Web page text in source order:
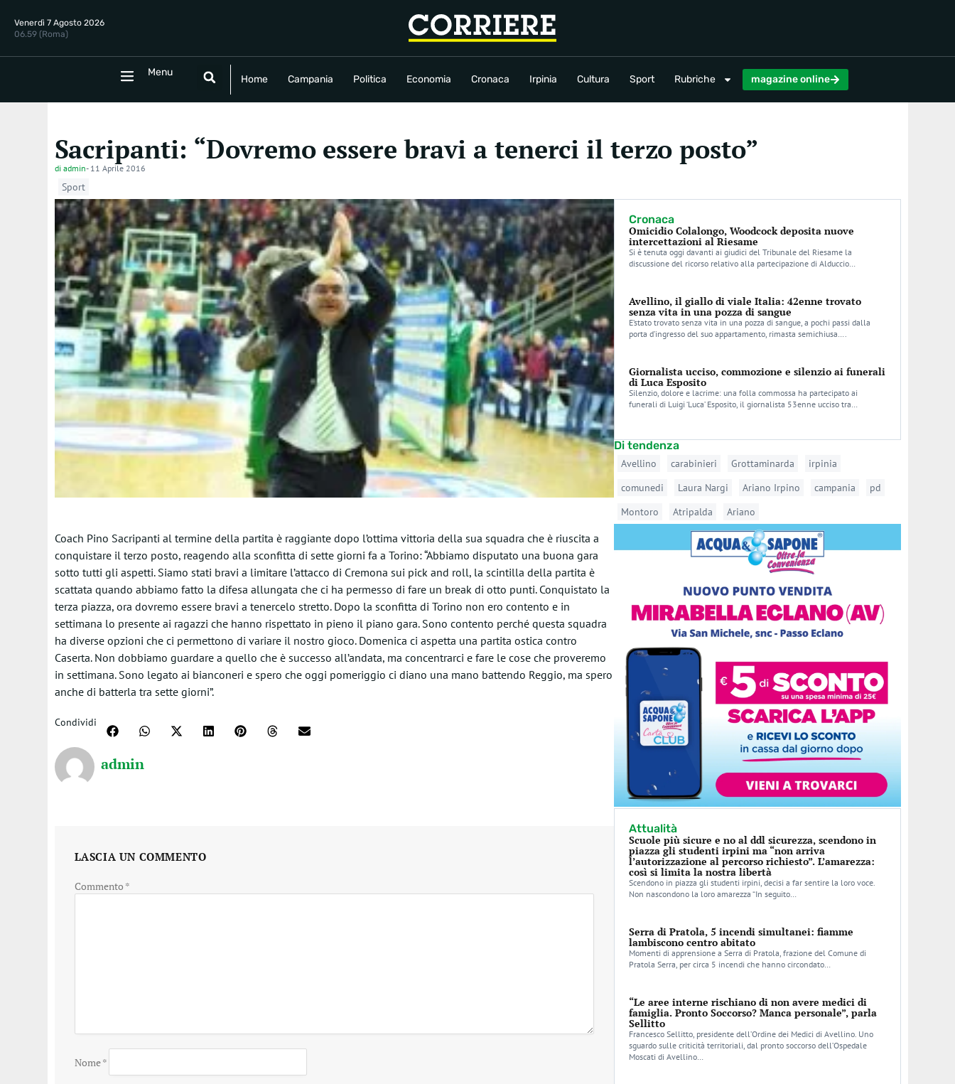
Venerdì 7 Agosto 2026
06.59 (Roma)
Menu
Home Campania Politica Economia Cronaca Irpinia Cultura Sport Rubriche magazine online
Home Campania Politica Economia Cronaca Irpinia Sport Rubriche
Sacripanti: “Dovremo essere bravi a tenerci il terzo posto”
di admin- 11 Aprile 2016
Sport
Coach Pino Sacripanti al termine della partita è raggiante dopo l’ottima vittoria della sua squadra che è riuscita a
conquistare il terzo posto, reagendo alla sconfitta di sette giorni fa a Torino: “Abbiamo disputato una buona gara
sotto tutti gli aspetti. Siamo stati bravi a limitare l’attacco di Cremona sui pick and roll, la scintilla della partita è
scattata quando abbiamo fatto la difesa allungata che ci ha permesso di fare un break di otto punti. Conquistato la
terza piazza, ora dovremo essere bravi a tenercelo stretto. Dopo la sconfitta di Torino non ero contento e in
settimana lo presente ai ragazzi che hanno rispettato in pieno il piano gara. Sono contento perché questa squadra
ha diverse opzioni che ci permettono di variare il nostro gioco. Domenica ci aspetta una partita ostica contro
Caserta. Non dobbiamo guardare a quello che è successo all’andata, ma concentrarci e fare le cose che proveremo
in settimana. Sono legato ai bianconeri e spero che oggi pomeriggio ci diano una mano battendo Reggio, ma spero
anche di batterla tra sette giorni”.
Condividi
admin
LASCIA UN COMMENTO
Commento *
Nome*
Cronaca
Omicidio Colalongo, Woodcock deposita nuove
intercettazioni al Riesame
Si è tenuta oggi davanti ai giudici del Tribunale del Riesame la
discussione del ricorso relativo alla partecipazione di Alduccio…
Avellino, il giallo di viale Italia: 42enne trovato
senza vita in una pozza di sangue
E’stato trovato senza vita in una pozza di sangue, a pochi passi dalla
porta d’ingresso del suo appartamento, rimasta semichiusa….
Giornalista ucciso, commozione e silenzio ai funerali
di Luca Esposito
Silenzio, dolore e lacrime: una folla commossa ha partecipato ai
funerali di Luigi ‘Luca’ Esposito, il giornalista 53enne ucciso tra…
Di tendenza
Avellino carabinieri Grottaminarda
irpinia
comunedi
Laura Nargi Ariano Irpino campania
pd
Montoro
Atripalda Ariano
Attualità
Scuole più sicure e no al ddl sicurezza, scendono in
piazza gli studenti irpini ma “non arriva
l’autorizzazione al percorso richiesto”. L’amarezza:
così si limita la nostra libertà
Scendono in piazza gli studenti irpini, decisi a far sentire la loro voce.
Non nascondono la loro amarezza “In seguito…
Serra di Pratola, 5 incendi simultanei: fiamme
lambiscono centro abitato
Momenti di apprensione a Serra di Pratola, frazione del Comune di
Pratola Serra, per circa 5 incendi che hanno circondato…
“Le aree interne rischiano di non avere medici di
famiglia. Pronto Soccorso? Manca personale”, parla
Sellitto
Francesco Sellitto, presidente dell’Ordine dei Medici di Avellino. Uno
sguardo sulle criticità territoriali, dal pronto soccorso dell’Ospedale
Moscati di Avellino…